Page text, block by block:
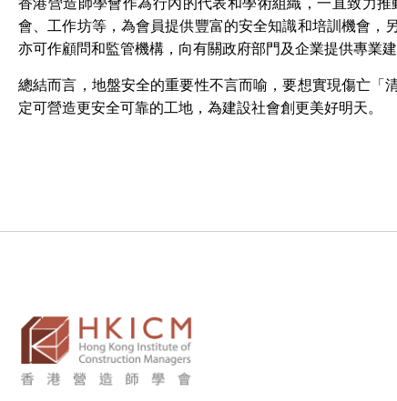
香港營造師學會作為行內的代表和學術組織，一直致力
會、工作坊等，為會員提供豐富的安全知識和培訓機會，
亦可作顧問和監管機構，向有關政府部門及企業提供專業
總結而言，地盤安全的重要性不言而喻，要想實現傷亡「
定可營造更安全可靠的工地，為建設社會創更美好明天。